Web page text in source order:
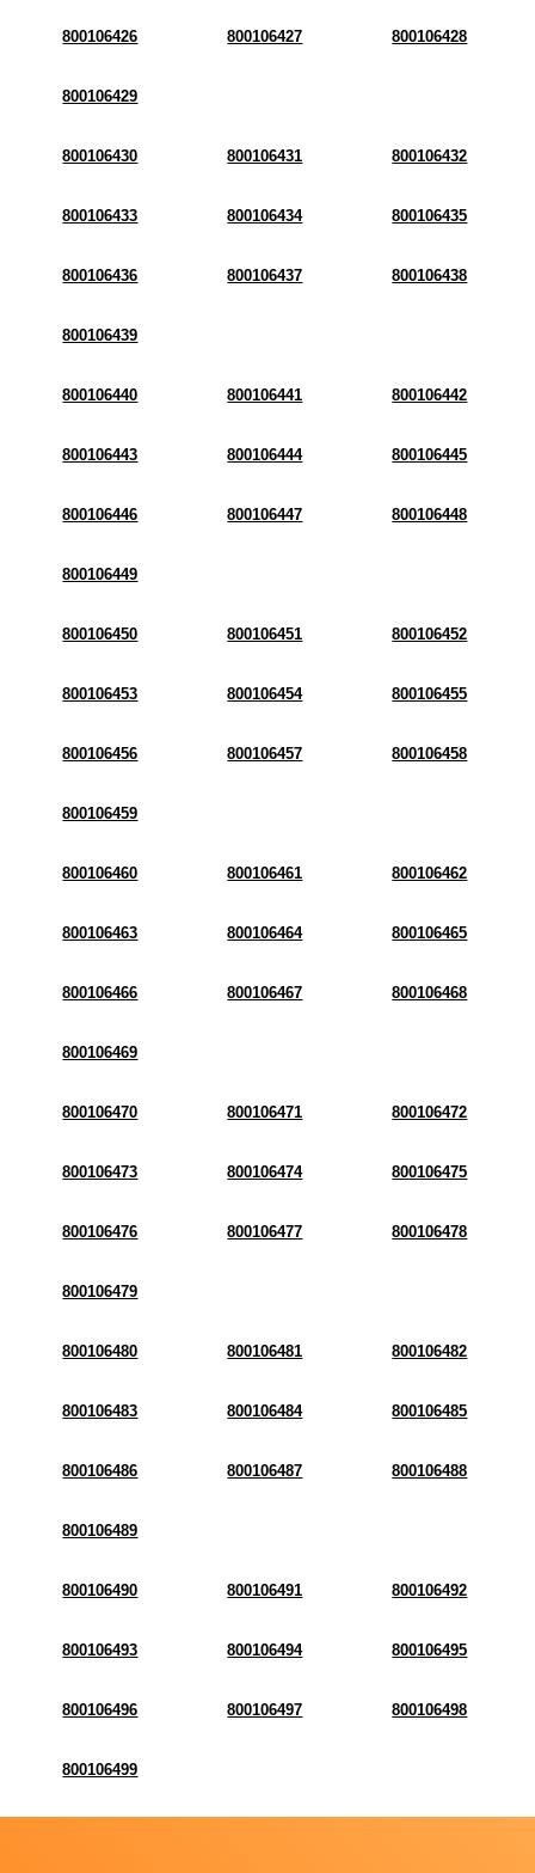
800106426 800106427 800106428
800106429
800106430 800106431 800106432
800106433 800106434 800106435
800106436 800106437 800106438
800106439
800106440 800106441 800106442
800106443 800106444 800106445
800106446 800106447 800106448
800106449
800106450 800106451 800106452
800106453 800106454 800106455
800106456 800106457 800106458
800106459
800106460 800106461 800106462
800106463 800106464 800106465
800106466 800106467 800106468
800106469
800106470 800106471 800106472
800106473 800106474 800106475
800106476 800106477 800106478
800106479
800106480 800106481 800106482
800106483 800106484 800106485
800106486 800106487 800106488
800106489
800106490 800106491 800106492
800106493 800106494 800106495
800106496 800106497 800106498
800106499